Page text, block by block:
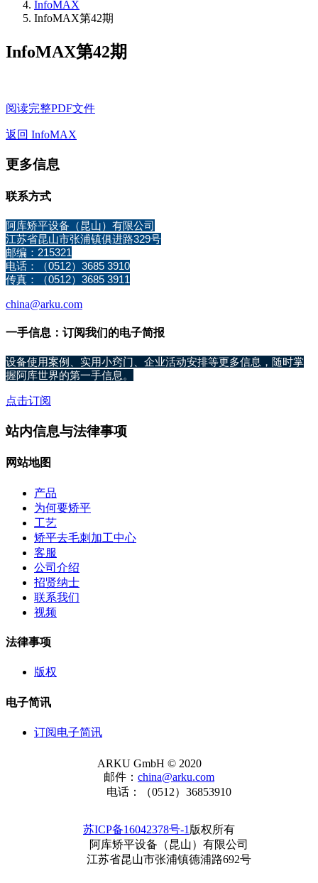
InfoMAX
InfoMAX第42期
InfoMAX第42期
阅读完整PDF文件
返回 InfoMAX
更多信息
联系方式
阿库矫平设备（昆山）有限公司
江苏省昆山市张浦镇俱进路329号
邮编：215321
电话：（0512）3685 3910
传真：（0512）3685 3911
china@arku.com
一手信息：订阅我们的电子简报
设备使用案例、实用小窍门、企业活动安排等更多信息，随时掌
握阿库世界的第一手信息。
点击订阅
站内信息与法律事项
网站地图
产品
为何要矫平
工艺
矫平去毛刺加工中心
客服
公司介绍
招贤纳士
联系我们
视频
法律事项
版权
电子简讯
订阅电子简讯
ARKU GmbH © 2020
邮件： china@arku.com
电话：（0512）36853910
苏ICP备16042378号-1 版权所有
阿库矫平设备（昆山）有限公司
江苏省昆山市张浦镇德浦路692号